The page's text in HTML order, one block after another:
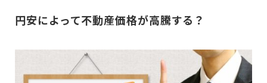
円安によって不動産価格が高騰する？